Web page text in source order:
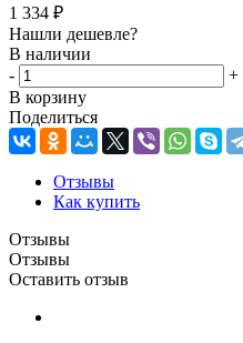
1 334 ₽
Нашли дешевле?
В наличии
-
+
В корзину
Поделиться
Отзывы
Как купить
Отзывы
Отзывы
Оставить отзыв